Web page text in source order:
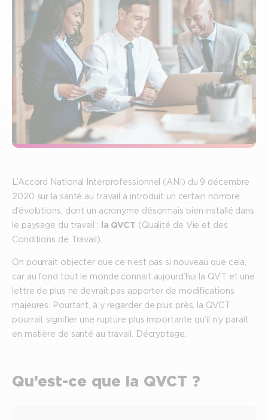
L’Accord National Interprofessionnel (ANI) du 9 décembre
2020 sur la santé au travail a introduit un certain nombre
d’évolutions, dont un acronyme désormais bien installé dans
le paysage du travail : la QVCT (Qualité de Vie et des
Conditions de Travail).
On pourrait objecter que ce n’est pas si nouveau que cela,
car au fond tout le monde connait aujourd’hui la QVT et une
lettre de plus ne devrait pas apporter de modifications
majeures. Pourtant, à y regarder de plus près, la QVCT
pourrait signifier une rupture plus importante qu’il n’y paraît
en matière de santé au travail. Décryptage.
Qu’est-ce que la QVCT ?